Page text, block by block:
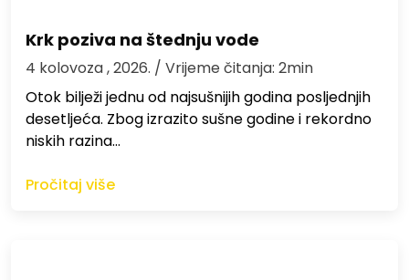
Krk poziva na štednju vode
4 kolovoza , 2026. / Vrijeme čitanja: 2min
Otok bilježi jednu od najsušnijih godina posljednjih
desetljeća. Zbog izrazito sušne godine i rekordno
niskih razina…
Pročitaj više